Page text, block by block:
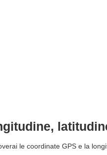
le coordinate GPS e la